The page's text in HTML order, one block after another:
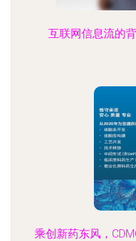
互联网信息流的
乘创新药东风，